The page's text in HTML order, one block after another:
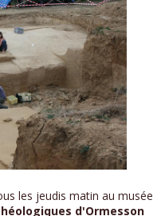
les jeudis matin au musée
d'Ormesson